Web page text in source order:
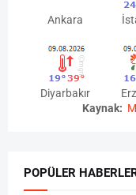
Ankara
Diyarbakır
Kaynak:
POPÜLER